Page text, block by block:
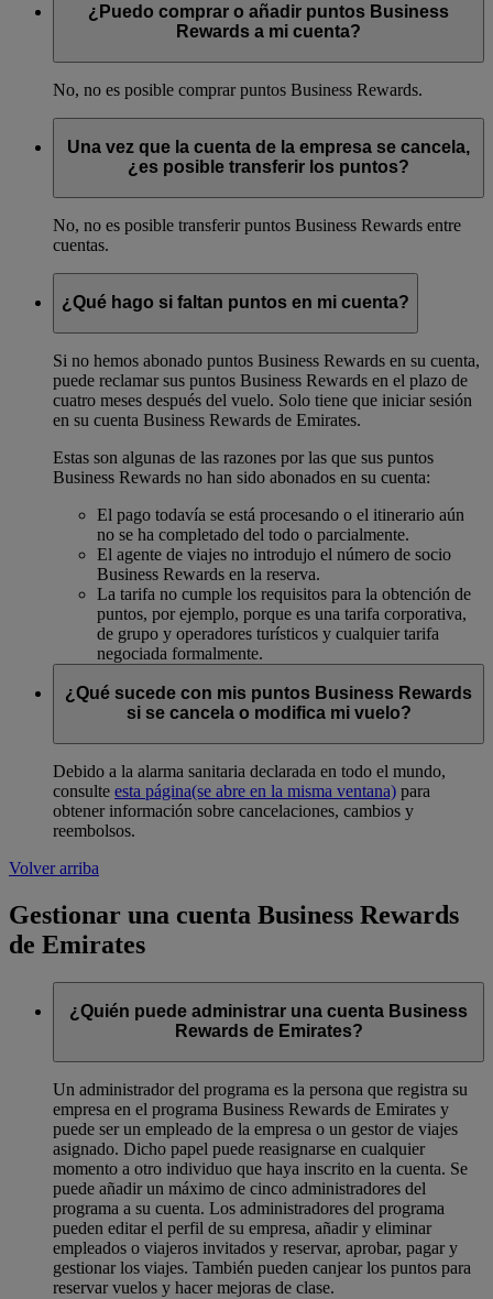
¿Puedo comprar o añadir puntos Business
Rewards a mi cuenta?
No, no es posible comprar puntos Business Rewards.
Una vez que la cuenta de la empresa se cancela,
¿es posible transferir los puntos?
No, no es posible transferir puntos Business Rewards entre
cuentas.
¿Qué hago si faltan puntos en mi cuenta?
Si no hemos abonado puntos Business Rewards en su cuenta,
puede reclamar sus puntos Business Rewards en el plazo de
cuatro meses después del vuelo. Solo tiene que iniciar sesión
en su cuenta Business Rewards de Emirates.
Estas son algunas de las razones por las que sus puntos
Business Rewards no han sido abonados en su cuenta:
El pago todavía se está procesando o el itinerario aún
no se ha completado del todo o parcialmente.
El agente de viajes no introdujo el número de socio
Business Rewards en la reserva.
La tarifa no cumple los requisitos para la obtención de
puntos, por ejemplo, porque es una tarifa corporativa,
de grupo y operadores turísticos y cualquier tarifa
negociada formalmente.
¿Qué sucede con mis puntos Business Rewards
si se cancela o modifica mi vuelo?
Debido a la alarma sanitaria declarada en todo el mundo,
consulte esta página(se abre en la misma ventana) para
obtener información sobre cancelaciones, cambios y
reembolsos.
Volver arriba
Gestionar una cuenta Business Rewards
de Emirates
¿Quién puede administrar una cuenta Business
Rewards de Emirates?
Un administrador del programa es la persona que registra su
empresa en el programa Business Rewards de Emirates y
puede ser un empleado de la empresa o un gestor de viajes
asignado. Dicho papel puede reasignarse en cualquier
momento a otro individuo que haya inscrito en la cuenta. Se
puede añadir un máximo de cinco administradores del
programa a su cuenta. Los administradores del programa
pueden editar el perfil de su empresa, añadir y eliminar
empleados o viajeros invitados y reservar, aprobar, pagar y
gestionar los viajes. También pueden canjear los puntos para
reservar vuelos y hacer mejoras de clase.